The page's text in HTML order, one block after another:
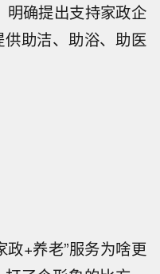
明确提出支持家政企
助洁、助浴、助医
政+养老”服务为啥更